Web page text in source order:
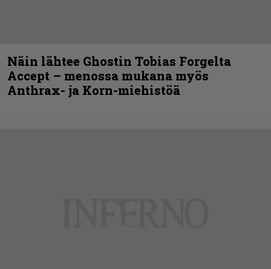
Näin lähtee Ghostin Tobias Forgelta
Accept – menossa mukana myös
Anthrax- ja Korn-miehistöä